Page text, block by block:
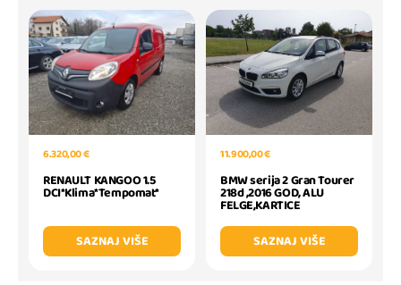
6.320,00 €
RENAULT KANGOO 1.5
DCI*Klima*Tempomat*
SAZNAJ VIŠE
11.900,00 €
BMW serija 2 Gran Tourer
218d ,2016 GOD, ALU
FELGE,KARTICE
SAZNAJ VIŠE